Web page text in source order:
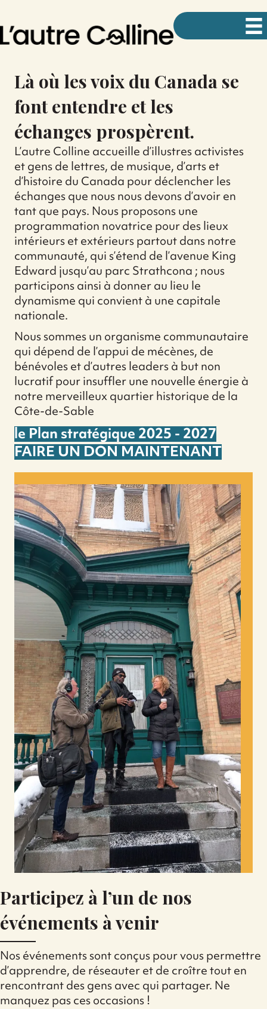
Là où les voix du Canada se
font entendre et les
échanges prospèrent.
L’autre Colline accueille d’illustres activistes
et gens de lettres, de musique, d’arts et
d’histoire du Canada pour déclencher les
échanges que nous nous devons d’avoir en
tant que pays. Nous proposons une
programmation novatrice pour des lieux
intérieurs et extérieurs partout dans notre
communauté, qui s’étend de l’avenue King
Edward jusqu’au parc Strathcona ; nous
participons ainsi à donner au lieu le
dynamisme qui convient à une capitale
nationale.
Nous sommes un organisme communautaire
qui dépend de l’appui de mécènes, de
bénévoles et d’autres leaders à but non
lucratif pour insuffler une nouvelle énergie à
notre merveilleux quartier historique de la
Côte-de-Sable
le Plan stratégique 2025 - 2027
FAIRE UN DON MAINTENANT
Participez à l’un de nos
événements à venir
Nos événements sont conçus pour vous permettre
d’apprendre, de réseauter et de croître tout en
rencontrant des gens avec qui partager. Ne
manquez pas ces occasions !